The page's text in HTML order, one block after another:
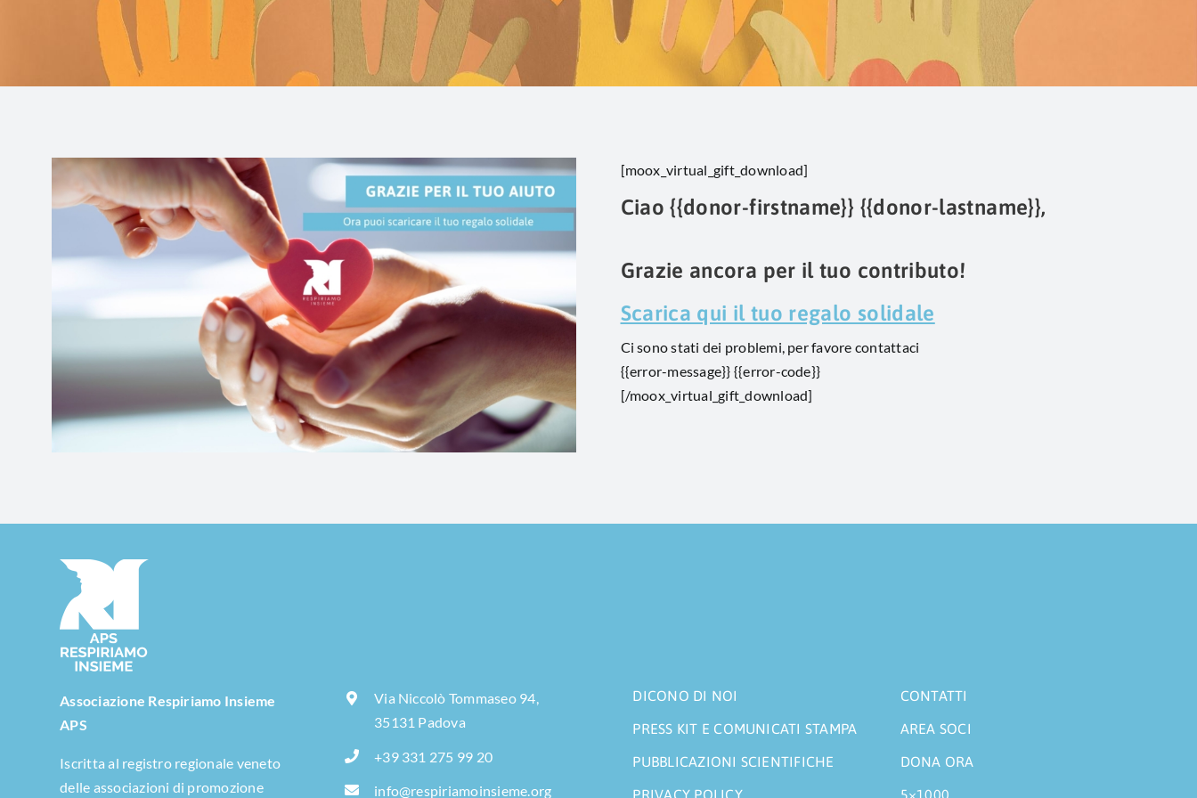
[moox_virtual_gift_download]
Ciao {{donor-firstname}} {{donor-lastname}},
Grazie ancora per il tuo contributo!
Scarica qui il tuo regalo solidale
Ci sono stati dei problemi, per favore contattaci
{{error-message}} {{error-code}}
[/moox_virtual_gift_download]
Associazione Respiriamo Insieme
APS
Iscritta al registro regionale veneto
delle associazioni di promozione
Via Niccolò Tommaseo 94,
35131 Padova
+39 331 275 99 20
info@respiriamoinsieme.org
DICONO DI NOI
PRESS KIT E COMUNICATI STAMPA
PUBBLICAZIONI SCIENTIFICHE
PRIVACY POLICY
CONTATTI
AREA SOCI
DONA ORA
5×1000